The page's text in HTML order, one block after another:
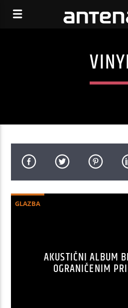
GLAZBA
AKUSTIČNI ALBUM
OGRANIČENIM